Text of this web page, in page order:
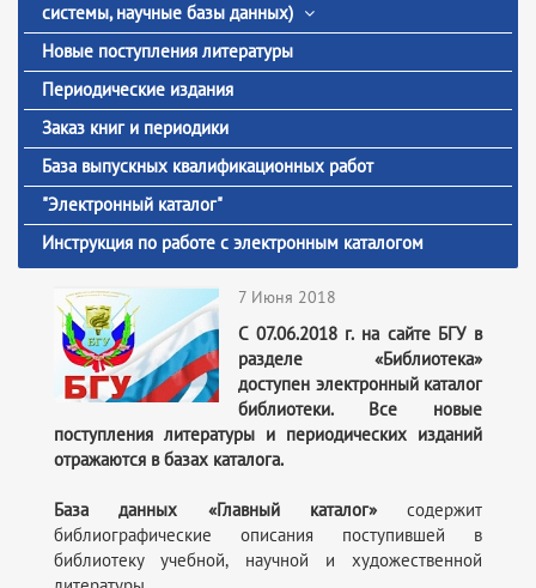
системы, научные базы данных)
Новые поступления литературы
Периодические издания
Заказ книг и периодики
База выпускных квалификационных работ
"Электронный каталог"
Инструкция по работе с электронным каталогом
7 Июня 2018
С 07.06.2018 г. на сайте БГУ в
разделе «Библиотека»
доступен электронный каталог
библиотеки. Все новые
поступления литературы и периодических изданий
отражаются в базах каталога.
База данных «Главный каталог» содержит
библиографические описания поступившей в
библиотеку учебной, научной и художественной